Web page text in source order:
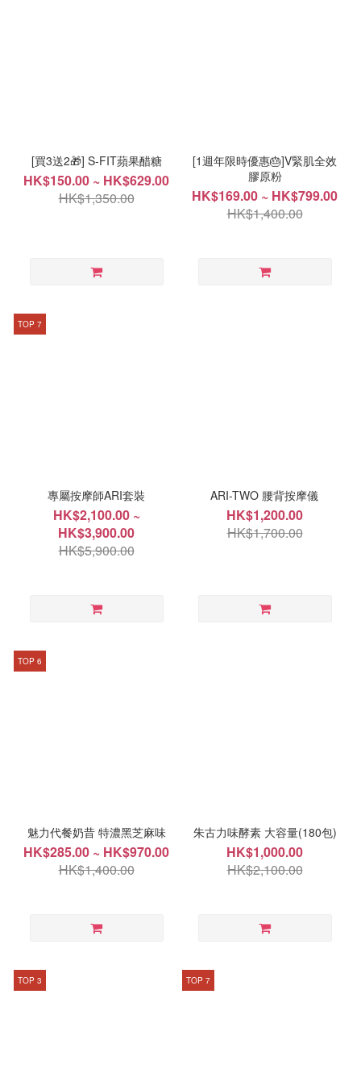
[買3送2🎁] S-FIT蘋果醋糖
HK$150.00 ~ HK$629.00
HK$1,350.00
[1週年限時優惠🎂]V緊肌全效
膠原粉
HK$169.00 ~ HK$799.00
HK$1,400.00
TOP 7
專屬按摩師ARI套裝
HK$2,100.00 ~
HK$3,900.00
HK$5,900.00
ARI-TWO 腰背按摩儀
HK$1,200.00
HK$1,700.00
TOP 6
魅力代餐奶昔 特濃黑芝麻味
HK$285.00 ~ HK$970.00
HK$1,400.00
朱古力味酵素 大容量(180包)
HK$1,000.00
HK$2,100.00
TOP 3 TOP 7